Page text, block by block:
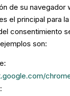
de su navegador
el principal para
consentimiento
son: